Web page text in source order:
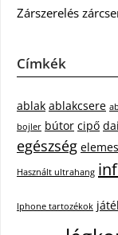
Zárszerelés
Címkék
ablak ablakcsere
bojler bútor cipő
egészség
Használt ultrahang
Iphone tartozékok